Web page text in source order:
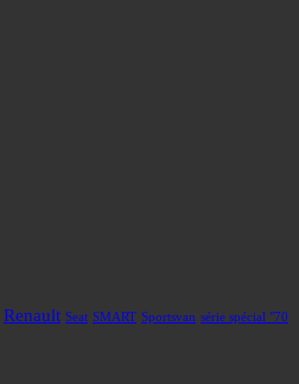
Renault Seat SMART Sportsvan série spécial "70